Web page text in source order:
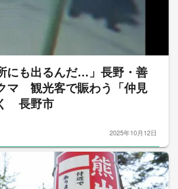
にも出るんだ…」長野・善
マ 観光客で賑わう「仲見
長野市
2025年10月12日